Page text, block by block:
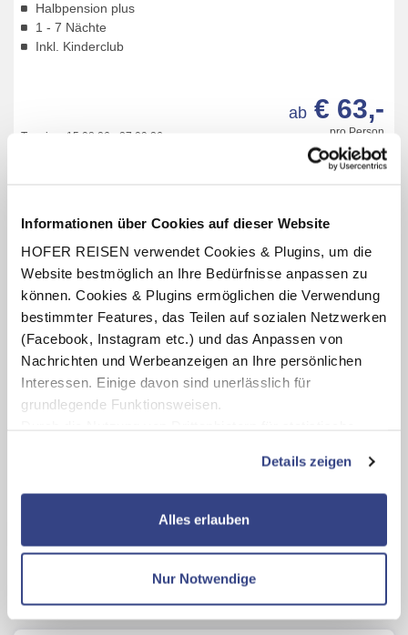
Informationen über Cookies auf dieser Website
HOFER REISEN verwendet Cookies & Plugins, um die
Website bestmöglich an Ihre Bedürfnisse anpassen zu
können. Cookies & Plugins ermöglichen die Verwendung
bestimmter Features, das Teilen auf sozialen Netzwerken
(Facebook, Instagram etc.) und das Anpassen von
Nachrichten und Werbeanzeigen an Ihre persönlichen
Interessen. Einige davon sind unerlässlich für
grundlegende Funktionsweisen.
zusätzliche Dienste bzw. Technologien von Drittanbietern
nutzen und uns sowie Dritten weitere Personalisierungen
ermöglichen, dabei kommt es auch zu Übermittlungen
Datenschutzseite
Mit Klick auf "Alles erlauben" stimmen Sie der
Verwendung der Cookies & Plugins auf unseren
Details zeigen
Alles erlauben
Nur Notwendige
Halbpension plus
1 - 7 Nächte
Inkl. Kinderclub
Termine: 15.08.26 27.09.26 pro Person
ab € 63,-
INKLUSIV-LEISTUNGEN
1 – 7 x Übernachtung im San Marino Resort Veli Mel
Hotel
Verpflegung: Halbpension plus mit Frühstücks- und
Abendbuffet, unbegrenzt Getränke zum Abendessen
Kinderclub (lt. Aushang vor Ort oder online)